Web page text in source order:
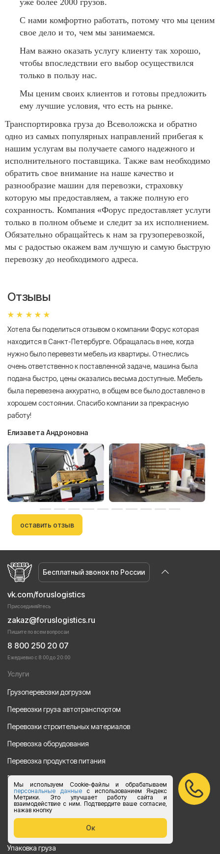
Мы используем Cookie-файлы и обрабатываем
персональные данныес использованием Яндекс
Метрики. Это улучшает работу сайта и
взаимодействие с ним. Подтвердите ваше согласие,
нажав кнопку
Ок
уже более 2000 грузов.
С нами комфортно работать, потому что мы ценим
свое дело и то, чем мы занимаемся.
Нам важно оказать услугу клиенту так хорошо,
чтобы впоследствии его выбор осуществился
только в пользу нас.
Мы ценим своих клиентов и готовы предложить
ему лучшие условия, что есть на рынке.
Транспортировка груза до Всеволожска и обратно
одно из самых популярных направлений прибегая к
нашим услугам вы получаете самого надежного и
исполнительного поставщика. Также вам необходимо
обратить свое внимание на наше качество и
разнообразие машин для перевозки, страховку
которую мы предоставляем, а также полную его
сохранность. Компания «Форус предоставляет услуги
только в полном объеме и следит за их исполнением.
Обязательно обращайтесь к нам за грузоперевозкой,
мы с радостью окажем вам лучшую и самую быструю
перевозку до необходимого адреса.
Отзывы
Хотела бы поделиться отзывом о компании Форус которая
находится в Санкт-Петербурге. Обращалась в нее, когда
нужно было перевезти мебель из квартиры. Отнеслись
очень ответственно к поставленной задаче, машина была
подана быстро, цены оказались весьма доступные. Мебель
была перевезена аккуратно, в общем все было доставлено в
хорошем состоянии. Спасибо компании за прекрасную
работу!
Елизавета Андроновна
оставить отзыв
Бесплатный звонок по России
vk.com/foruslogistics
Присоединяйтесь
zakaz@foruslogistics.ru
Пишите по всем вопросаи
8 800 250 20 07
Ежедневно с 8:00 до 20:00
Услуги
Грузоперевозки догрузом
Перевозки груза автотранспортом
Перевозки строительных материалов
Перевозка оборудования
Перевозка продуктов питания
Переезд
Рефрежераторные перевозки
Перевозки автотехники
Перевозка алкогольной продукции
Упаковка груза